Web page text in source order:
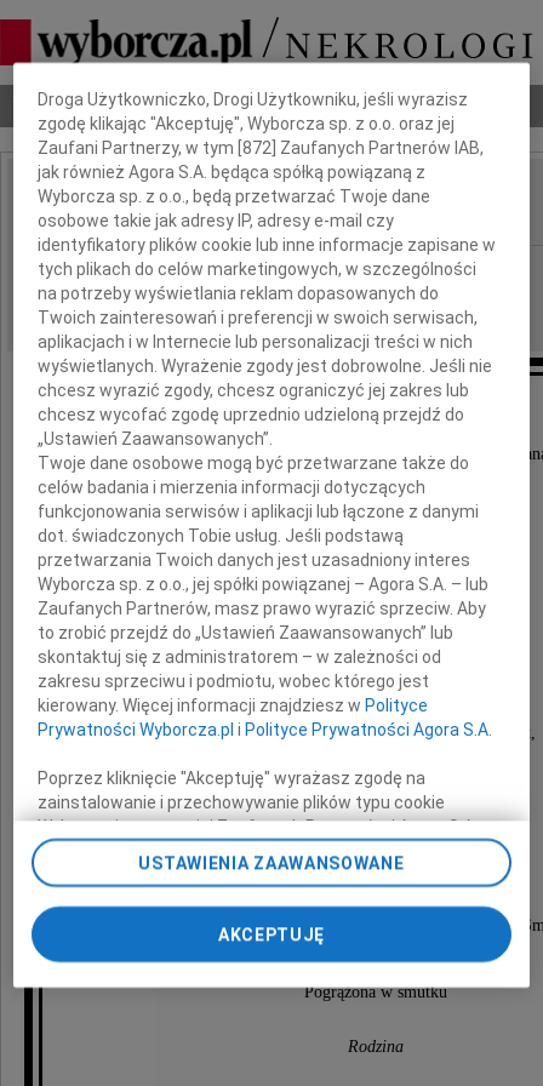
Nekrologi Odeszli Poradnik pogrzebowy
IMIĘ I NAZWISKO: Stanisław Hryciuk
REGION: Wrocław
DATA EMISJI: 02.10.2025
Z głębokim żalem zawiadamiamy,
że w dniu 28 września 2025 roku odszedł do
Stanisław Hryciuk
(1935 - 2025)
Kochający Mąż, Ojciec, Dziadek i Pradziadek,
Zasłużony dla rozwoju dolnośląskiej oświaty,
Zapalony działkowicz
Ostanie pożegnanie odbędzie się
3 października 2025 roku o godzinie 14.00
na cmentarzu parafialnym Św. Rodziny przy ulicy
Pogrążona w smutku
Rodzina
Dbamy o Twoją prywatność
Droga Użytkowniczko, Drogi Użytkowniku, jeśli wyrazisz
zgodę klikając "Akceptuję", Wyborcza sp. z o.o. oraz jej
Zaufani Partnerzy, w tym [872 ] Zaufanych Partnerów IAB,
jak również Agora S.A. będąca spółką powiązaną z
Wyborcza sp. z o.o., będą przetwarzać Twoje dane
osobowe takie jak adresy IP, adresy e-mail czy
identyfikatory plików cookie lub inne informacje zapisane w
tych plikach do celów marketingowych, w szczególności
na potrzeby wyświetlania reklam dopasowanych do
Twoich zainteresowań i preferencji w swoich serwisach,
aplikacjach i w Internecie lub personalizacji treści w nich
wyświetlanych. Wyrażenie zgody jest dobrowolne. Jeśli nie
chcesz wyrazić zgody, chcesz ograniczyć jej zakres lub
chcesz wycofać zgodę uprzednio udzieloną przejdź do
„Ustawień Zaawansowanych”.
Twoje dane osobowe mogą być przetwarzane także do
celów badania i mierzenia informacji dotyczących
funkcjonowania serwisów i aplikacji lub łączone z danymi
dot. świadczonych Tobie usług. Jeśli podstawą
przetwarzania Twoich danych jest uzasadniony interes
Wyborcza sp. z o.o., jej spółki powiązanej – Agora S.A. – lub
Zaufanych Partnerów, masz prawo wyrazić sprzeciw. Aby
to zrobić przejdź do „Ustawień Zaawansowanych” lub
skontaktuj się z administratorem – w zależności od
zakresu sprzeciwu i podmiotu, wobec którego jest
kierowany. Więcej informacji znajdziesz w Polityce
Prywatności Wyborcza.pl i Polityce Prywatności Agora S.A.
Poprzez kliknięcie "Akceptuję" wyrażasz zgodę na
zainstalowanie i przechowywanie plików typu cookie
Wyborczej sp. z o. o. jej Zaufanych Partnerów i Agora S.A.
na Twoim urządzeniu końcowym. Możesz też w każdej
chwili zmienić swoje preferencje dot. plików cookie,
preferencjami dot. przetwarzania danych poprzez
odnośnik „Ustawienia prywatności” w stopce serwisu i
Zmiana ustawień plików cookie możliwa jest także za
USTAWIENIA ZAAWANSOWANE
AKCEPTUJĘ